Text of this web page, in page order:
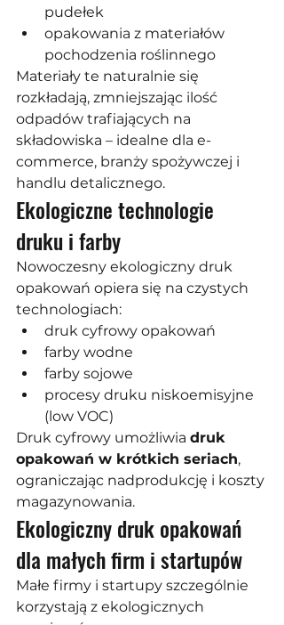
pudełek
opakowania z materiałów
pochodzenia roślinnego
Materiały te naturalnie się
rozkładają, zmniejszając ilość
odpadów trafiających na
składowiska – idealne dla e-
commerce, branży spożywczej i
handlu detalicznego.
Ekologiczne technologie
druku i farby
Nowoczesny ekologiczny druk
opakowań opiera się na czystych
technologiach:
druk cyfrowy opakowań
farby wodne
farby sojowe
procesy druku niskoemisyjne
(low VOC)
Druk cyfrowy umożliwia druk
opakowań w krótkich seriach,
ograniczając nadprodukcję i koszty
magazynowania.
Ekologiczny druk opakowań
dla małych firm i startupów
Małe firmy i startupy szczególnie
korzystają z ekologicznych